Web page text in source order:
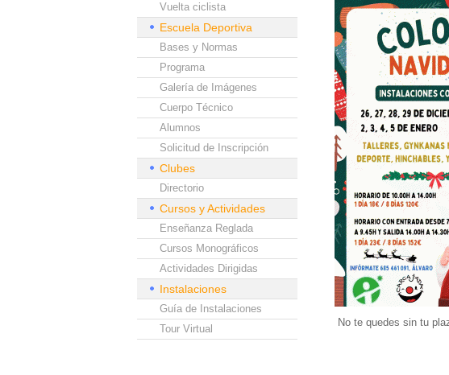
Vuelta ciclista
Escuela Deportiva
Bases y Normas
Programa
Galería de Imágenes
Cuerpo Técnico
Alumnos
Solicitud de Inscripción
Clubes
Directorio
Cursos y Actividades
Enseñanza Reglada
Cursos Monográficos
Actividades Dirigidas
Instalaciones
Guía de Instalaciones
Tour Virtual
No te quedes sin tu